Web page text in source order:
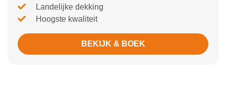
Landelijke dekking
Hoogste kwaliteit
BEKIJK & BOEK